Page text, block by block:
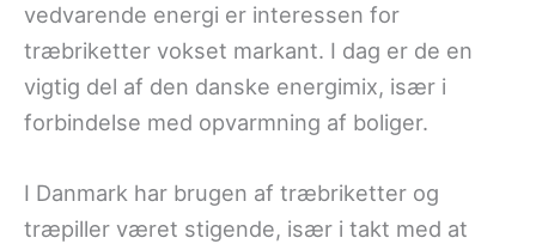
vedvarende energi er interessen for
træbriketter vokset markant. I dag er de en
vigtig del af den danske energimix, især i
forbindelse med opvarmning af boliger.
I Danmark har brugen af træbriketter og
træpiller været stigende, især i takt med at